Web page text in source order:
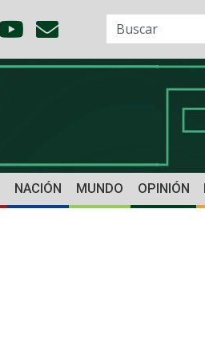
NACIÓN MUNDO OPINIÓN